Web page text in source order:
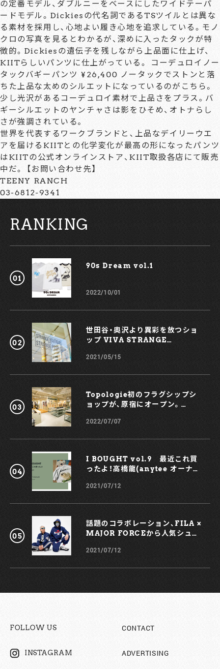
の定番モデル、ダブルニーをベースにしたワイドテーパ
ードモデル。Dickiesの代名詞であるTSツイルとは異な
る素材を採用し、心地よい履き心地を追求している。モノ
クロの写真を見るとわかるが、深めに入ったタックが特
徴的。Dickiesの遺伝子を残しながら上品面に仕上げ、
KIITらしいパンツに仕上がっている。 コーデュロイノー
タックバギーパンツ ¥26,400 ノータックでストンと落
ちた上品な太めのシルエットになっているのがこちら。
少し光沢があるコーデュロイ素材で上品さをプラス。バ
ギーシルエットのヤンチャさは影をひそめ、オトナらし
さが強調されている。
世界を代表するワークブランドと、上品なデイリーウエ
アを届けるKIITとの化学変化が最高の形になったパンツ
はKIITの公式オンラインストア、KIIT取扱各店にて販売
中だ。 【お問い合わせ先】
TEENY RANCH
03-6812-9341
RANKING
90s Dream vol.1￼
2022/10/01
世田谷・奥沢より異彩を放つショ
ップ VIVA STRANGE
2021/05/15
Topologie初のフラグシップシ
ョップが、原宿にオープン。
も！
2022/07/07
I BOUGHT vol.9 最近これ買
ったよ！高橋龍(anytee オーナ
2021/07/12
話題のコラボレーション、FILA ×
MAJOR FORCEから人気シュー
2021/07/12
FOLLOW US
INSTAGRAM
CONTACT
ADVERTISING